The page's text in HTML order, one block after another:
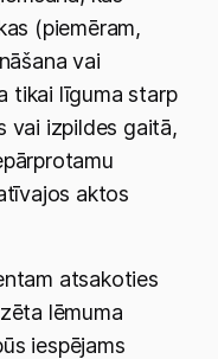
(piemēram,
vai
tikai līguma starp
vai izpildes gaitā,
aktos
atsakoties
lēmuma
iespējams